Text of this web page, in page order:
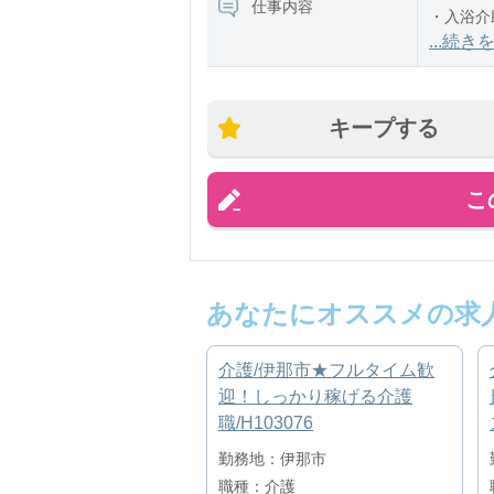
仕事内容
・入浴
・食事
...続き
キープする
こ
あなたにオススメの求
介護/伊那市★フルタイム歓
迎！しっかり稼げる介護
職/H103076
勤務地：伊那市
職種：介護